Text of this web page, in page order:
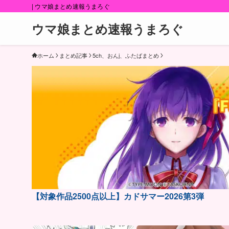
| ウマ娘まとめ速報うまろぐ
ウマ娘まとめ速報うまろぐ
ホーム まとめ記事 5ch、おんj、ふたばまとめ
【対象作品2500点以上】カドサマー2026第3弾